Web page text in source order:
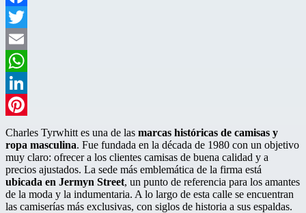
Facebook
Twitter
Email
WhatsApp
LinkedIn
Pinterest
Charles Tyrwhitt es una de las marcas históricas de camisas y
ropa masculina. Fue fundada en la década de 1980 con un objetivo
muy claro: ofrecer a los clientes camisas de buena calidad y a
precios ajustados. La sede más emblemática de la firma está
ubicada en Jermyn Street, un punto de referencia para los amantes
de la moda y la indumentaria. A lo largo de esta calle se encuentran
las camiserías más exclusivas, con siglos de historia a sus espaldas.